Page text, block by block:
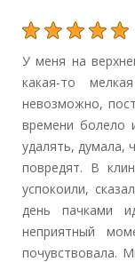
У меня на
какая-то
невозможно,
времени болело
удалять, думала,
повредят. В
успокоили,
день пачками
неприятный
почувствовала.